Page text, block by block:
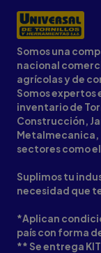
Somos una
nacional
agrícolas y de
Somos expertos
inventario de
Construcción,
Metalmecanica,
sectores como
Suplimos tu
necesidad que
*Aplican
país con forma
** Se entrega